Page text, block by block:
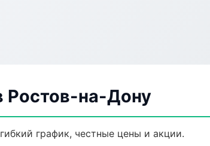
Ростов-на-Дону
график, честные цены и акции.